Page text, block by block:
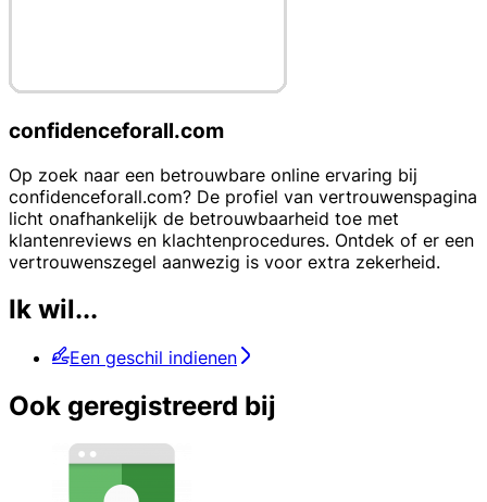
confidenceforall.com
Op zoek naar een betrouwbare online ervaring bij
confidenceforall.com? De profiel van vertrouwenspagina
licht onafhankelijk de betrouwbaarheid toe met
klantenreviews en klachtenprocedures. Ontdek of er een
vertrouwenszegel aanwezig is voor extra zekerheid.
Ik wil...
Een geschil indienen
Ook geregistreerd bij